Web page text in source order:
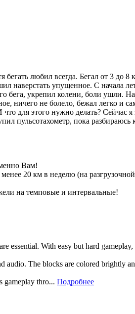
бегать любил всегда. Бегал от 3 до
наверстать упущенное. С начала
бега, укрепил колени, боли ушли.
ничего не болело, бежал легко и
для этого нужно делать? Сейчас
пульсотахометр, пока разбираюсь
Вам!
20 км в неделю (на
на темповые и интервальные!
essential. With easy but hard
audio. The blocks are colored brightly
gameplay thro... Подробнее